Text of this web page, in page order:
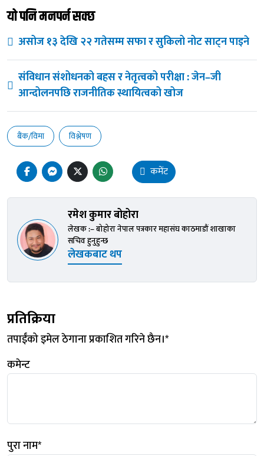
यो पनि मनपर्न सक्छ
असोज १३ देखि २२ गतेसम्म सफा र सुकिलो नोट साट्न पाइने
संविधान संशोधनको बहस र नेतृत्वको परीक्षा : जेन–जी
आन्दोलनपछि राजनीतिक स्थायित्वको खोज
बैंक/विमा विश्लेषण
कमेंट
रमेश कुमार बोहोरा
लेखक :– बोहोरा नेपाल पत्रकार महासंघ काठमाडौं शाखाका
सचिव हुनुहुन्छ
लेखकबाट थप
प्रतिक्रिया
तपाईंको इमेल ठेगाना प्रकाशित गरिने छैन।*
कमेन्ट
पुरा नाम*